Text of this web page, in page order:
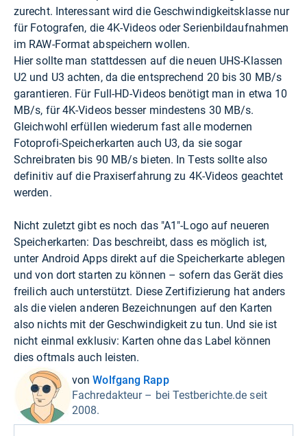
zurecht. Interessant wird die Geschwindigkeitsklasse nur
für Fotografen, die 4K-Videos oder Serienbildaufnahmen
im RAW-Format abspeichern wollen.
Hier sollte man stattdessen auf die neuen UHS-Klassen
U2 und U3 achten, da die entsprechend 20 bis 30 MB/s
garantieren. Für Full-HD-Videos benötigt man in etwa 10
MB/s, für 4K-Videos besser mindestens 30 MB/s.
Gleichwohl erfüllen wiederum fast alle modernen
Fotoprofi-Speicherkarten auch U3, da sie sogar
Schreibraten bis 90 MB/s bieten. In Tests sollte also
definitiv auf die Praxiserfahrung zu 4K-Videos geachtet
werden.
Nicht zuletzt gibt es noch das "A1"-Logo auf neueren
Speicherkarten: Das beschreibt, dass es möglich ist,
unter Android Apps direkt auf die Speicherkarte ablegen
und von dort starten zu können – sofern das Gerät dies
freilich auch unterstützt. Diese Zertifizierung hat anders
als die vielen anderen Bezeichnungen auf den Karten
also nichts mit der Geschwindigkeit zu tun. Und sie ist
nicht einmal exklusiv: Karten ohne das Label können
dies oftmals auch leisten.
vonWolfgang Rapp
Fachredakteur – bei Testberichte.de seit
2008.